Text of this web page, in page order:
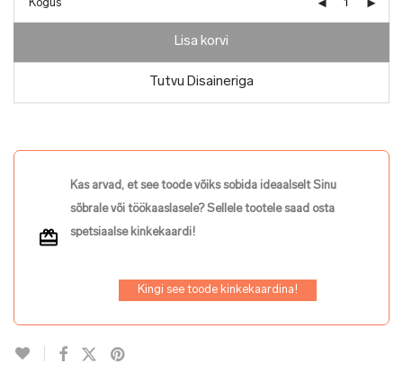
Kogus
Lisa korvi
Tutvu Disaineriga
Kas arvad, et see toode võiks sobida ideaalselt Sinu
sõbrale või töökaaslasele? Sellele tootele saad osta
spetsiaalse kinkekaardi!
Kingi see toode kinkekaardina!